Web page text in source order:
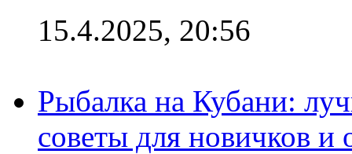
15.4.2025, 20:56
Рыбалка на Кубани:
советы для новичков